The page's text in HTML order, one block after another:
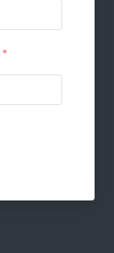
*